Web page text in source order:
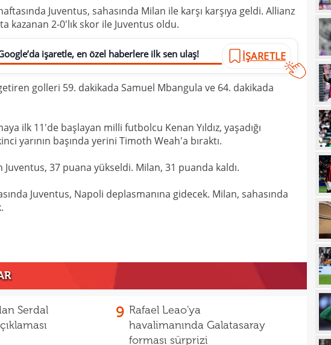
Juventus, sahasında Milan ile karşı karşıya geldi. Allianz
kazanan 2-0'lık skor ile Juventus oldu.
işaretle, en özel haberlere ilk sen ulaş! İŞARETLE
golleri 59. dakikada Samuel Mbangula ve 64. dakikada
ilk 11'de başlayan milli futbolcu Kenan Yıldız, yaşadığı
yarının başında yerini Timoth Weah'a bıraktı.
37 puana yükseldi. Milan, 31 puanda kaldı.
Juventus, Napoli deplasmanına gidecek. Milan, sahasında
Serdal
9 Rafael Leao'ya
havalimanında Galatasaray
forması sürprizi
aldı